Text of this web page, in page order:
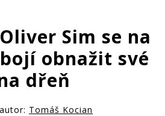
Oliver Sim se na
obnažit své
dřeň
Tomáš Kocian